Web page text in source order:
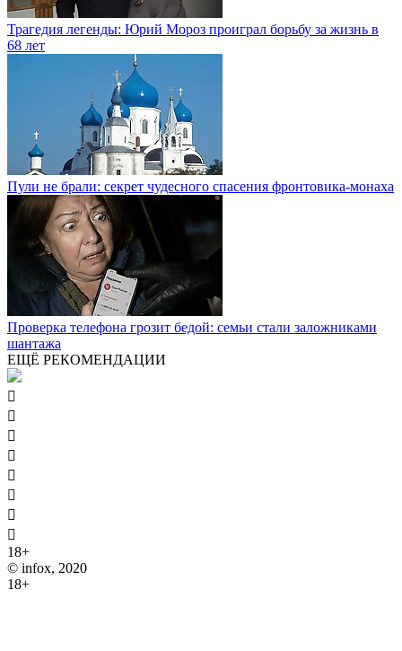
Трагедия легенды: Юрий Мороз проиграл борьбу за жизнь в
68 лет
Пули не брали: секрет чудесного спасения фронтовика-монаха
Проверка телефона грозит бедой: семьи стали заложниками
шантажа
ЕЩЁ РЕКОМЕНДАЦИИ








18+
© infox, 2020
18+